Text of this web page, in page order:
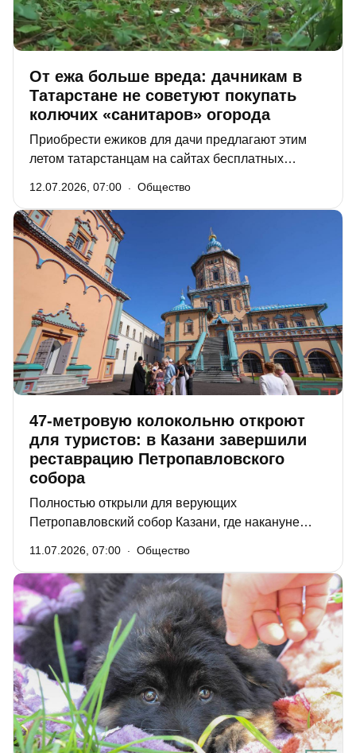
От ежа больше вреда: дачникам в
Татарстане не советуют покупать
колючих «санитаров» огорода
Приобрести ежиков для дачи предлагают этим
летом татарстанцам на сайтах бесплатных
участках в качестве домашних питомцев, которые
избавят огород от насекомых-вредителей: жуков
и слизней. «РТ» узнала, действительно ли ежи
являются санитарами огородов, сколько они
стоят и можно ли их вообще продавать.
12.07.2026, 07:00 Общество
47-метровую колокольню откроют
для туристов: в Казани завершили
реставрацию Петропавловского
собора
Полностью открыли для верующих
Петропавловский собор Казани, где накануне
митрополит Казанский и Татарстанский Кирилл
освятит два придела нижнего храма, а завтра, в
день святых апостолов Петра и Павла, совершит
в соборе праздничную литургию.
11.07.2026, 07:00 Общество